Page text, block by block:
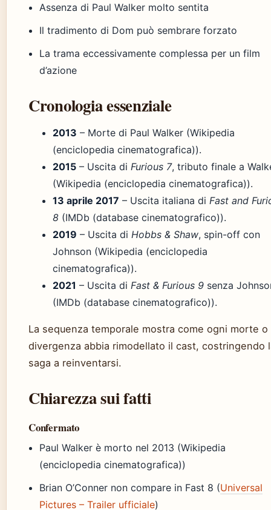
Assenza di Paul Walker molto sentita
Il tradimento di Dom può sembrare forzato
La trama eccessivamente complessa per un film
d’azione
Cronologia essenziale
2013 – Morte di Paul Walker (Wikipedia
(enciclopedia cinematografica)).
2015 – Uscita di Furious 7, tributo finale a
(Wikipedia (enciclopedia cinematografica)).
13 aprile 2017 – Uscita italiana di Fast and
8 (IMDb (database cinematografico)).
2019 – Uscita di Hobbs & Shaw, spin-off con
Johnson (Wikipedia (enciclopedia
cinematografica)).
2021 – Uscita di Fast & Furious 9 senza
(IMDb (database cinematografico)).
La sequenza temporale mostra come ogni morte o
divergenza abbia rimodellato il cast, costringendo
saga a reinventarsi.
Chiarezza sui fatti
Confermato
Paul Walker è morto nel 2013 (Wikipedia
(enciclopedia cinematografica))
Brian O’Conner non compare in Fast 8 (Universal
Pictures – Trailer ufficiale)